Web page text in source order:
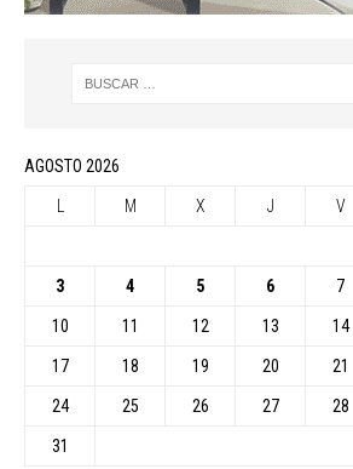
AGOSTO 2026
L M X J V
3 4 5 6 7
10 11 12 13 14
17 18 19 20 21
24 25 26 27 28
31